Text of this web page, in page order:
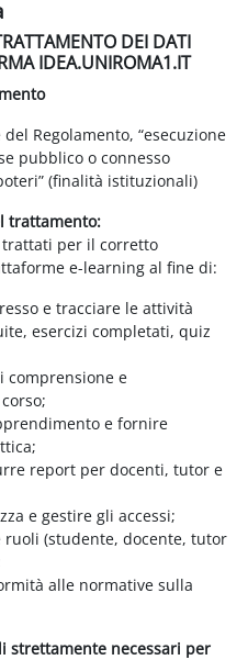
DEI DATI
IDEA.UNIROMA1.IT
Regolamento, “esecuzione
pubblico o connesso
(finalità istituzionali)
trattamento:
per il corretto
e-learning al fine di:
e tracciare le attività
esercizi completati, quiz
comprensione e
e fornire
report per docenti, tutor e
e gestire gli accessi;
ruoli (studente, docente, tutor
alle normative sulla
strettamente necessari per